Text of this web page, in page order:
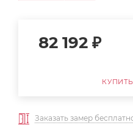
82 192 ₽
Заказать замер